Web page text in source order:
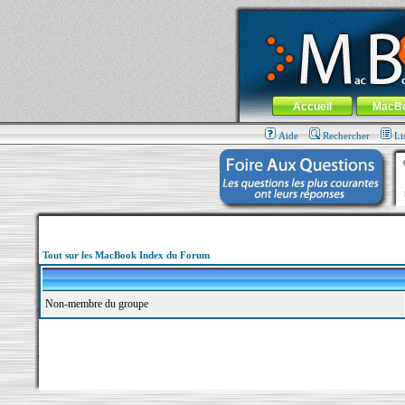
MacBook-fr.com : 100% Apple... 100%
Aller au contenu-Aller au menu
Menu général
Accueil
Aide Rechercher
Tout sur les MacBook Index du Forum
Non-membre du groupe